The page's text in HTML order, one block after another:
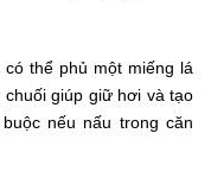
thể phủ một miếng lá
giúp giữ hơi và tạo
nếu nấu trong căn